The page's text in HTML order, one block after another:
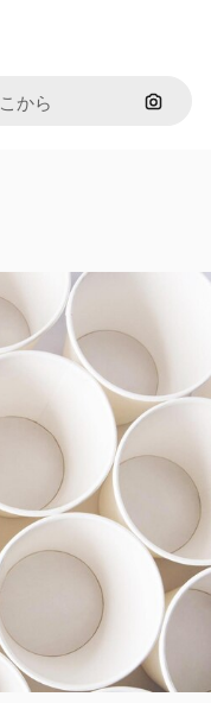
画像で